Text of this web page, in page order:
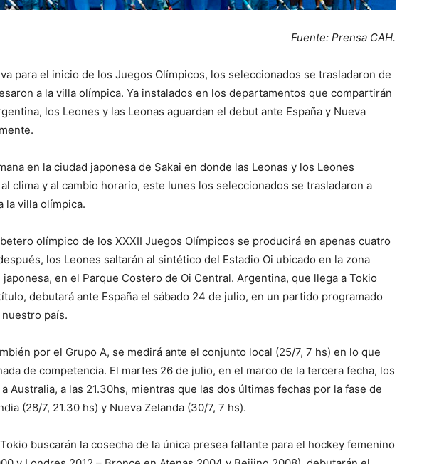
Fuente: Prensa CAH.
para el inicio de los Juegos Olímpicos, los seleccionados se trasladaron de
a la villa olímpica. Ya instalados en los departamentos que compartirán
los Leones y las Leonas aguardan el debut ante España y Nueva
en la ciudad japonesa de Sakai en donde las Leonas y los Leones
clima y al cambio horario, este lunes los seleccionados se trasladaron a
la villa olímpica.
olímpico de los XXXII Juegos Olímpicos se producirá en apenas cuatro
los Leones saltarán al sintético del Estadio Oi ubicado en la zona
en el Parque Costero de Oi Central. Argentina, que llega a Tokio
debutará ante España el sábado 24 de julio, en un partido programado
nuestro país.
por el Grupo A, se medirá ante el conjunto local (25/7, 7 hs) en lo que
de competencia. El martes 26 de julio, en el marco de la tercera fecha, los
Australia, a las 21.30hs, mientras que las dos últimas fechas por la fase de
(28/7, 21.30 hs) y Nueva Zelanda (30/7, 7 hs).
buscarán la cosecha de la única presea faltante para el hockey femenino